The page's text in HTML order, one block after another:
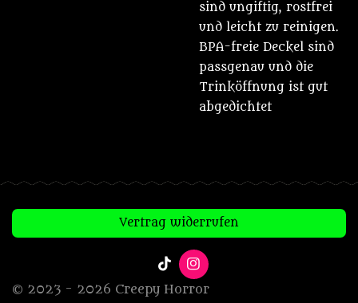
sind ungiftig, rostfrei
und leicht zu reinigen.
BPA-freie Deckel sind
passgenau und die
Trinköffnung ist gut
abgedichtet
Vertrag widerrufen
T
i
k
I
n
s
© 2023 - 2026 Creepy Horror